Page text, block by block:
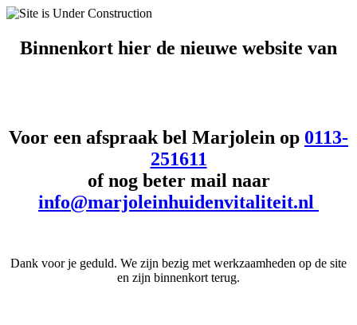
Binnenkort hier de nieuwe website van
Voor een afspraak bel Marjolein op 0113-
251611
of nog beter mail naar
info@marjoleinhuidenvitaliteit.nl
Dank voor je geduld. We zijn bezig met werkzaamheden op de site
en zijn binnenkort terug.